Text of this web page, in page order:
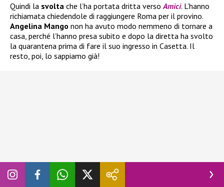
Quindi la svolta che l’ha portata dritta verso Amici. L’hanno
richiamata chiedendole di raggiungere Roma per il provino.
Angelina Mango non ha avuto modo nemmeno di tornare a
casa, perché l’hanno presa subito e dopo la diretta ha svolto
la quarantena prima di fare il suo ingresso in Casetta. Il
resto, poi, lo sappiamo già!